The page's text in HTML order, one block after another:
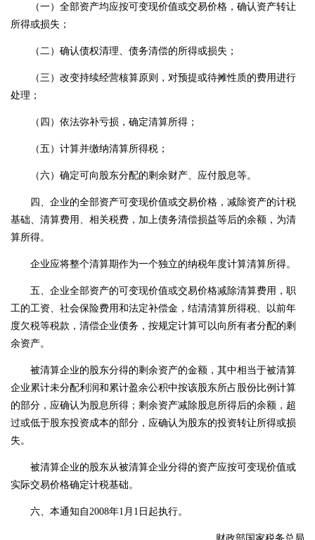
（一）全部资产均应按可变现价值或交易价格，确认资产转让
所得或损失；
（二）确认债权清理、债务清偿的所得或损失；
（三）改变持续经营核算原则，对预提或待摊性质的费用进行
处理；
（四）依法弥补亏损，确定清算所得；
（五）计算并缴纳清算所得税；
（六）确定可向股东分配的剩余财产、应付股息等。
四、企业的全部资产可变现价值或交易价格，减除资产的计税
基础、清算费用、相关税费，加上债务清偿损益等后的余额，为清
算所得。
企业应将整个清算期作为一个独立的纳税年度计算清算所得。
五、企业全部资产的可变现价值或交易价格减除清算费用，职
工的工资、社会保险费用和法定补偿金，结清清算所得税、以前年
度欠税等税款，清偿企业债务，按规定计算可以向所有者分配的剩
余资产。
被清算企业的股东分得的剩余资产的金额，其中相当于被清算
企业累计未分配利润和累计盈余公积中按该股东所占股份比例计算
的部分，应确认为股息所得；剩余资产减除股息所得后的余额，超
过或低于股东投资成本的部分，应确认为股东的投资转让所得或损
失。
被清算企业的股东从被清算企业分得的资产应按可变现价值或
实际交易价格确定计税基础。
六、本通知自2008年1月1日起执行。